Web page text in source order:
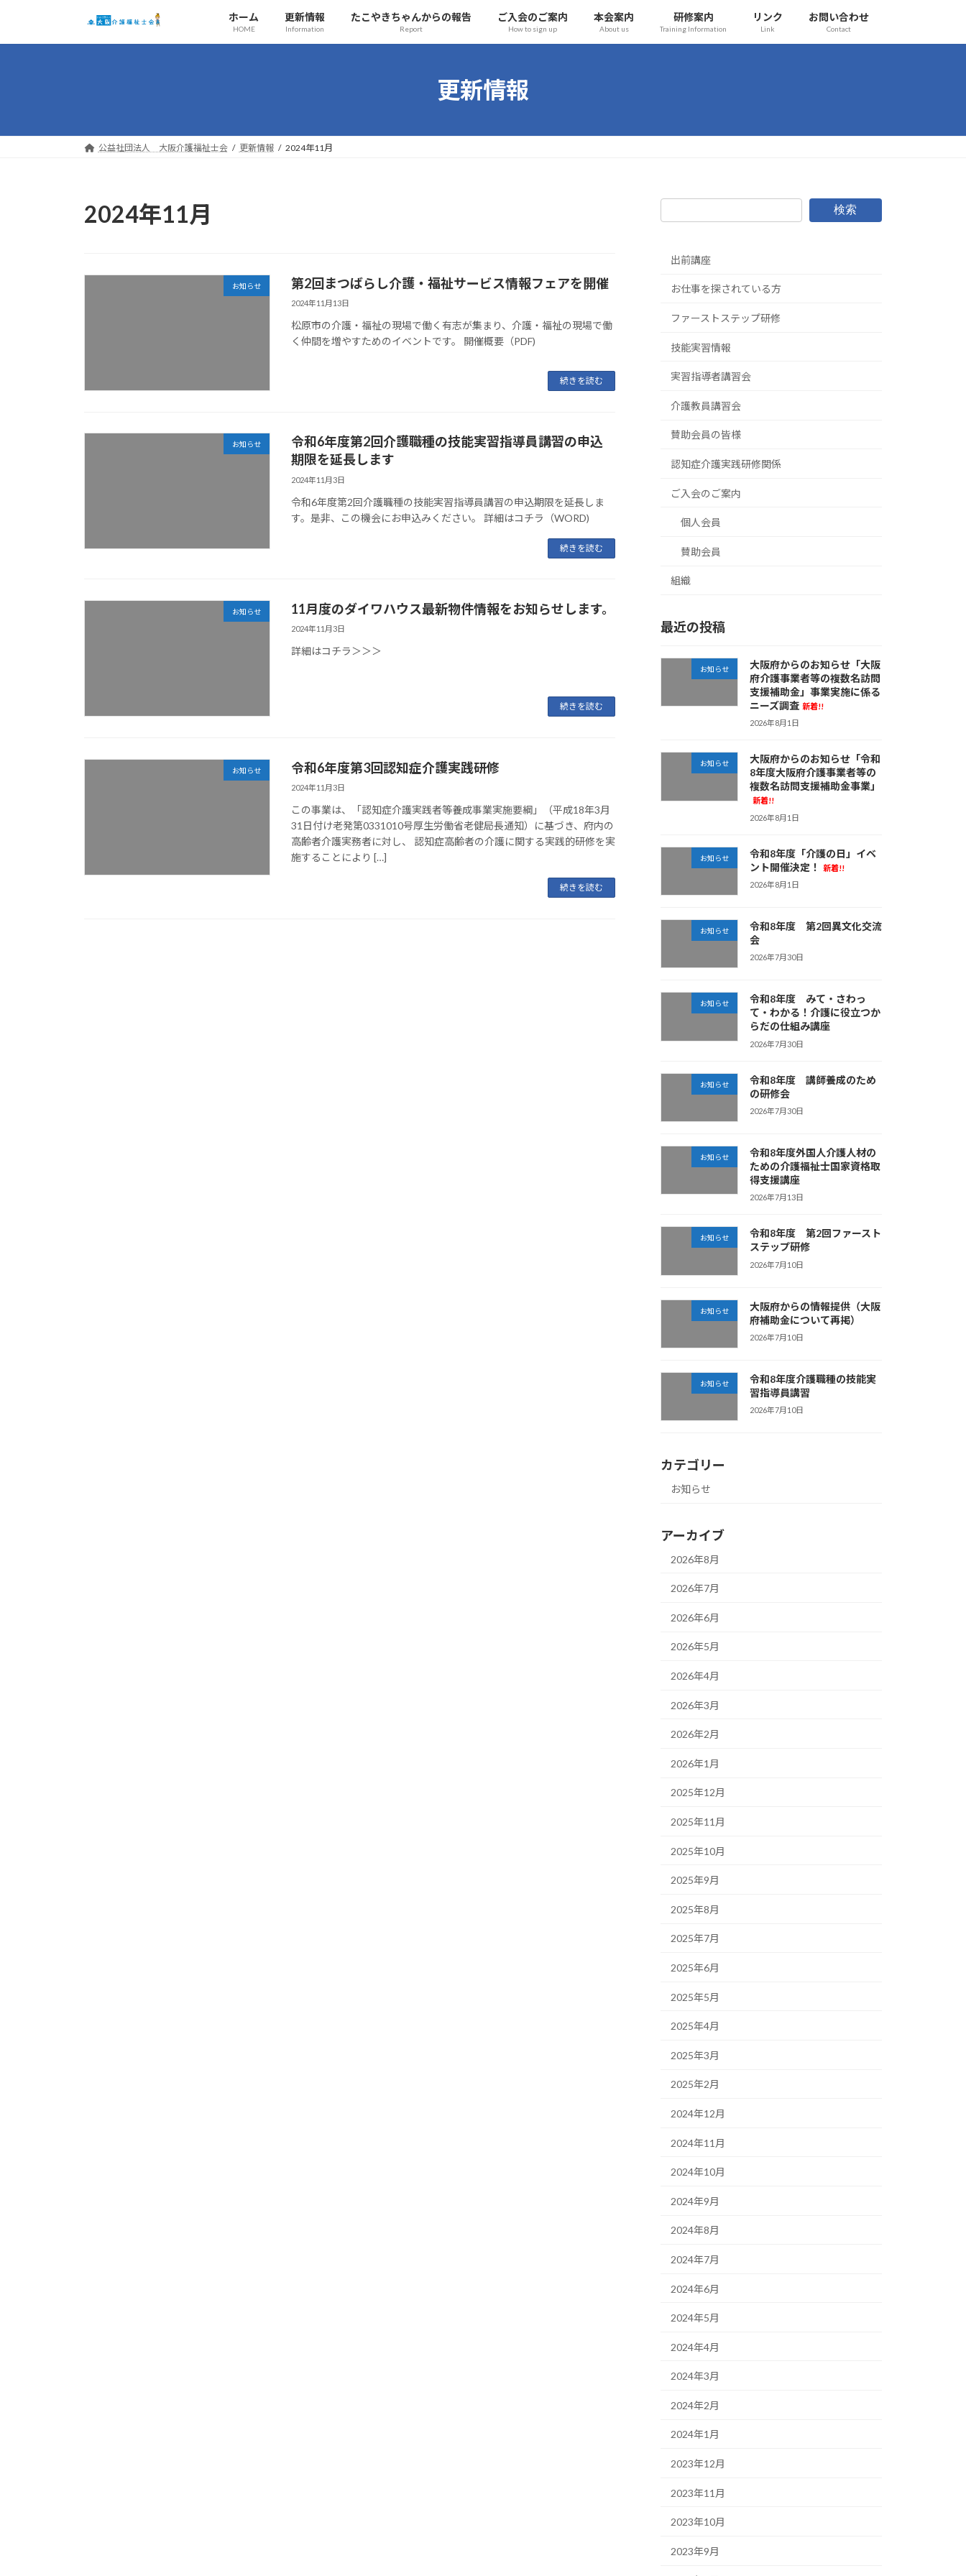
テ
ゲ
ホーム
HOME
更新情報
Information
たこやきちゃんからの報告
Report
ご入会のご案内
How to sign up
本会案内
About us
研修案内
Training Information
リンク
Link
お問い合わせ
Contact
更新情報
公益社団法人 大阪介護福祉士会 更新情報 2024年11月
2024年11月
お知らせ 第2回まつばらし介護・福祉サービス情報フェアを開催
2024年11月13日
松原市の介護・福祉の現場で働く有志が集まり、介護・福祉の現場で働
く仲間を増やすためのイベントです。 開催概要（PDF)
続きを読む
お知らせ
令和6年度第2回介護職種の技能実習指導員講習の申込
期限を延長します
2024年11月3日
令和6年度第2回介護職種の技能実習指導員講習の申込期限を延長しま
す。是非、この機会にお申込みください。 詳細はコチラ（WORD)
続きを読む
お知らせ 11月度のダイワハウス最新物件情報をお知らせします。
2024年11月3日
詳細はコチラ＞＞＞
続きを読む
お知らせ 令和6年度第3回認知症介護実践研修
2024年11月3日
この事業は、「認知症介護実践者等養成事業実施要綱」（平成18年3月
31日付け老発第0331010号厚生労働省老健局長通知）に基づき、府内の
高齢者介護実務者に対し、 認知症高齢者の介護に関する実践的研修を実
施することにより […]
続きを読む
検索
出前講座
お仕事を探されている方
ファーストステップ研修
技能実習情報
実習指導者講習会
介護教員講習会
賛助会員の皆様
認知症介護実践研修関係
ご入会のご案内
個人会員
賛助会員
組織
最近の投稿
お知らせ
大阪府からのお知らせ「大阪
府介護事業者等の複数名訪問
支援補助金」事業実施に係る
ニーズ調査 新着!!
2026年8月1日
お知らせ
大阪府からのお知らせ「令和
8年度大阪府介護事業者等の
複数名訪問支援補助金事業」
新着!!
2026年8月1日
お知らせ
令和8年度「介護の日」イベ
ント開催決定！
新着!!
2026年8月1日
お知らせ
令和8年度 第2回異文化交流
会
2026年7月30日
お知らせ
令和8年度 みて・さわっ
て・わかる！介護に役立つか
らだの仕組み講座
2026年7月30日
お知らせ
令和8年度 講師養成のため
の研修会
2026年7月30日
お知らせ
令和8年度外国人介護人材の
ための介護福祉士国家資格取
得支援講座
2026年7月13日
お知らせ
令和8年度 第2回ファースト
ステップ研修
2026年7月10日
お知らせ
大阪府からの情報提供（大阪
府補助金について再掲）
2026年7月10日
お知らせ
令和8年度介護職種の技能実
習指導員講習
2026年7月10日
カテゴリー
お知らせ
アーカイブ
2026年8月
2026年7月
2026年6月
2026年5月
2026年4月
2026年3月
2026年2月
2026年1月
2025年12月
2025年11月
2025年10月
2025年9月
2025年8月
2025年7月
2025年6月
2025年5月
2025年4月
2025年3月
2025年2月
2024年12月
2024年11月
2024年10月
2024年9月
2024年8月
2024年7月
2024年6月
2024年5月
2024年4月
2024年3月
2024年2月
2024年1月
2023年12月
2023年11月
2023年10月
2023年9月